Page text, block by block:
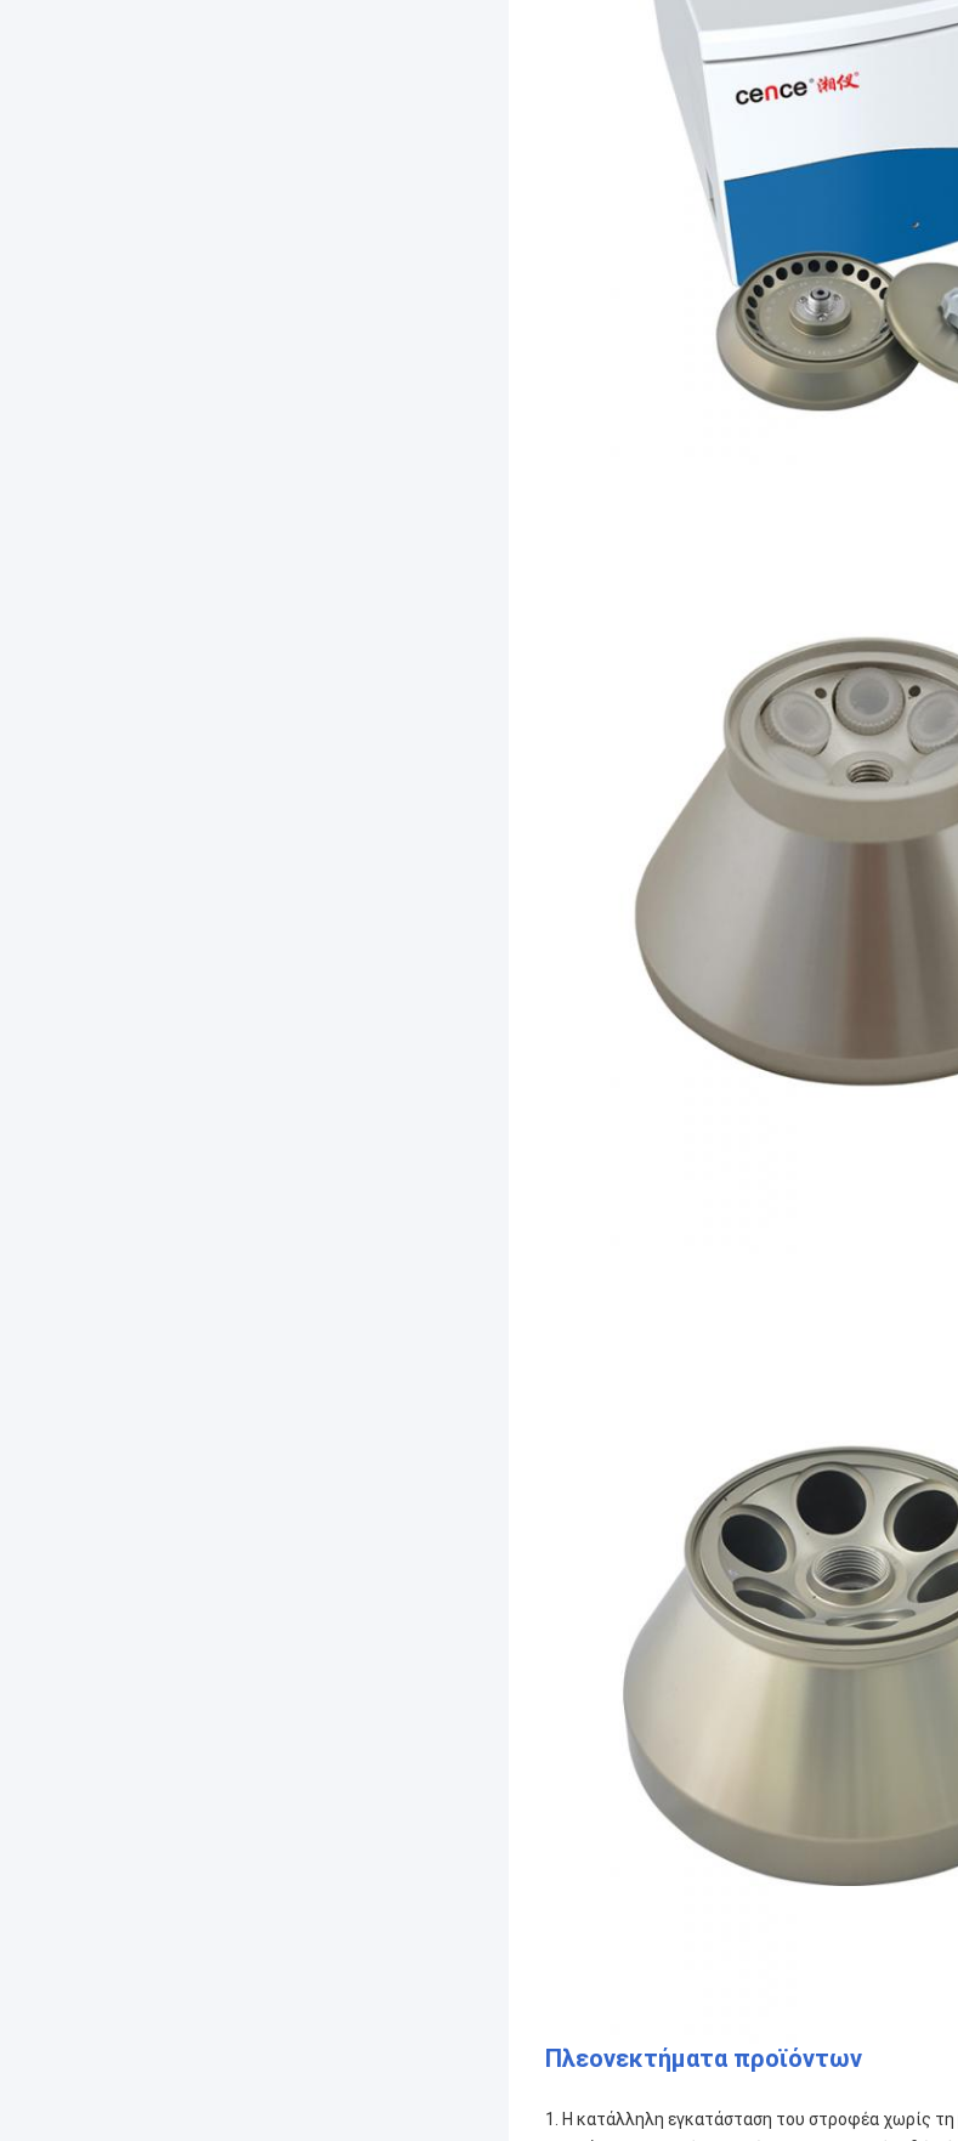
Πλεονεκτήματα προϊόντων
1. Η κατάλληλη εγκατάσταση του στροφέα χωρίς